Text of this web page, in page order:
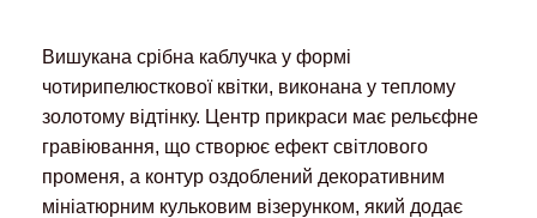
Вишукана срібна каблучка у формі
чотирипелюсткової квітки, виконана у теплому
золотому відтінку. Центр прикраси має рельєфне
гравіювання, що створює ефект світлового
променя, а контур оздоблений декоративним
мініатюрним кульковим візерунком, який додає